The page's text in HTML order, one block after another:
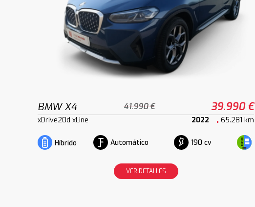
BMW X4 41.990 € 39.990 €
xDrive20d xLine 2022 65.281 km
Híbrido Automático 190 cv
VER DETALLES